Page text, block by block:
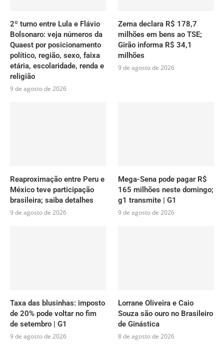
2º turno entre Lula e Flávio
Bolsonaro: veja números da
Quaest por posicionamento
político, região, sexo, faixa
etária, escolaridade, renda e
religião
9 de agosto de 2026
Zema declara R$ 178,7
milhões em bens ao TSE;
Girão informa R$ 34,1
milhões
9 de agosto de 2026
Reaproximação entre Peru e
México teve participação
brasileira; saiba detalhes
9 de agosto de 2026
Mega-Sena pode pagar R$
165 milhões neste domingo;
g1 transmite | G1
9 de agosto de 2026
Taxa das blusinhas: imposto
de 20% pode voltar no fim
de setembro | G1
9 de agosto de 2026
Lorrane Oliveira e Caio
Souza são ouro no Brasileiro
de Ginástica
8 de agosto de 2026